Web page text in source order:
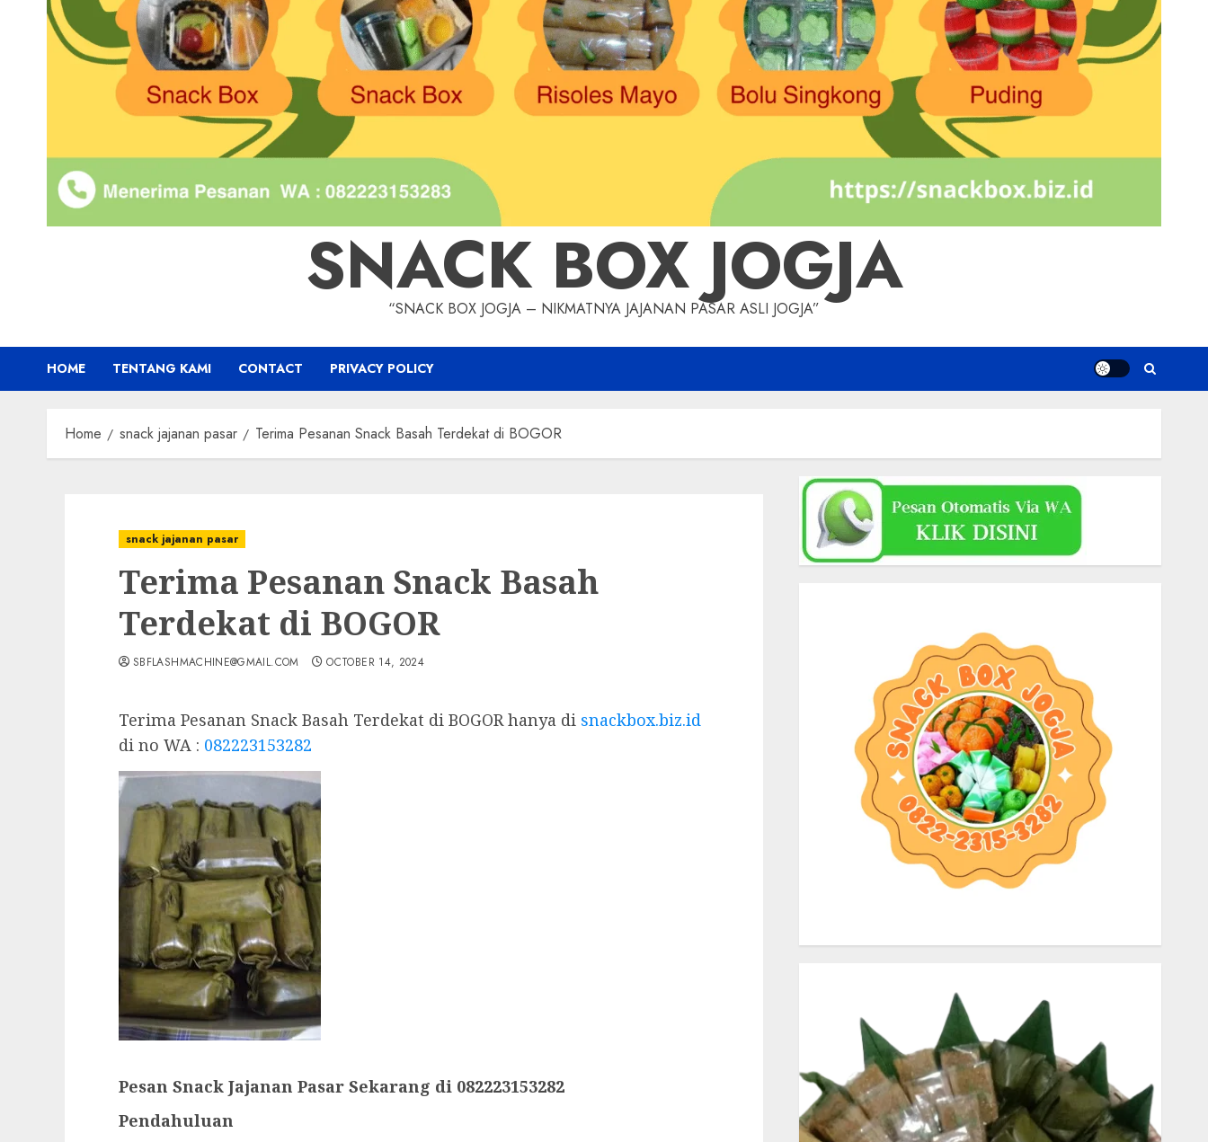
SNACK BOX JOGJA
“SNACK BOX JOGJA – NIKMATNYA JAJANAN PASAR ASLI JOGJA”
HOME TENTANG KAMI CONTACT PRIVACY POLICY
Home snack jajanan pasar Terima Pesanan Snack Basah Terdekat di BOGOR
snack jajanan pasar
Terima Pesanan Snack Basah
Terdekat di BOGOR
SBFLASHMACHINE@GMAIL.COM OCTOBER 14, 2024
Terima Pesanan Snack Basah Terdekat di BOGOR hanya di snackbox.biz.id
di no WA : 082223153282
Pesan Snack Jajanan Pasar Sekarang di 082223153282
Pendahuluan